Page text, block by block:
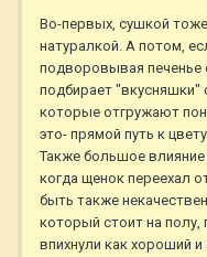
Во-первых, сушкой
натуралкой. А потом,
подворовывая печенье
подбирает "вкусняшки"
которые отгружают
это- прямой путь к
Также большое
когда щенок переехал
быть также
который стоит на
впихнули как хороший